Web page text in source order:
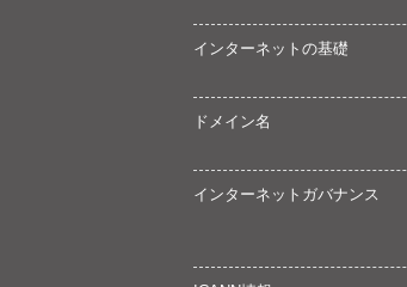
インターネットの基礎
ドメイン名
インターネットガバナンス